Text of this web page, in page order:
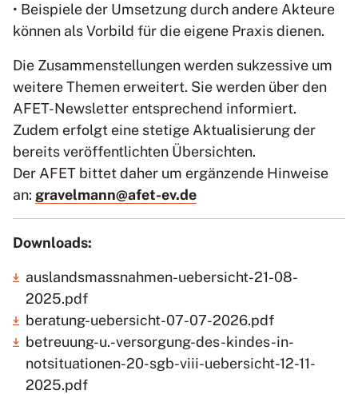
• Beispiele der Umsetzung durch andere Akteure
können als Vorbild für die eigene Praxis dienen.
Die Zusammenstellungen werden sukzessive um
weitere Themen erweitert. Sie werden über den
AFET-Newsletter entsprechend informiert.
Zudem erfolgt eine stetige Aktualisierung der
bereits veröffentlichten Übersichten.
Der AFET bittet daher um ergänzende Hinweise
an: gravelmann@afet-ev.de
Downloads:
auslandsmassnahmen-uebersicht-21-08-
2025.pdf
beratung-uebersicht-07-07-2026.pdf
betreuung-u.-versorgung-des-kindes-in-
notsituationen-20-sgb-viii-uebersicht-12-11-
2025.pdf